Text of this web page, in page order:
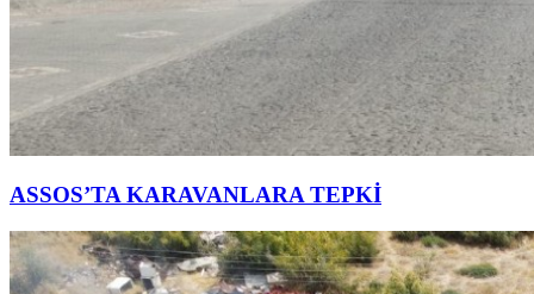
ASSOS’TA KARAVANLARA TEPKİ